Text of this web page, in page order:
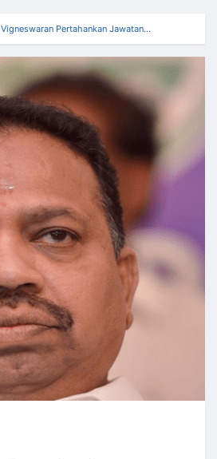
Vigneswaran Pertahankan Jawatan…